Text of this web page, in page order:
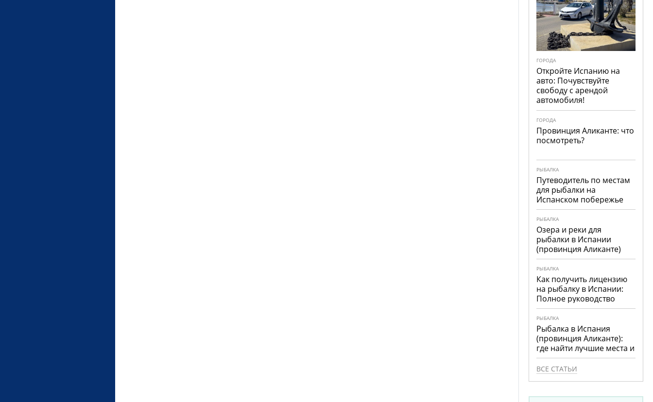
ГОРОДА
Откройте Испанию на
авто: Почувствуйте
свободу с арендой
автомобиля!
ГОРОДА
Провинция Аликанте: что
посмотреть?
РЫБАЛКА
Путеводитель по местам
для рыбалки на
Испанском побережье
РЫБАЛКА
Озера и реки для
рыбалки в Испании
(провинция Аликанте)
РЫБАЛКА
Как получить лицензию
на рыбалку в Испании:
Полное руководство
РЫБАЛКА
Рыбалка в Испания
(провинция Аликанте):
где найти лучшие места и
что ловить
ВСЕ СТАТЬИ